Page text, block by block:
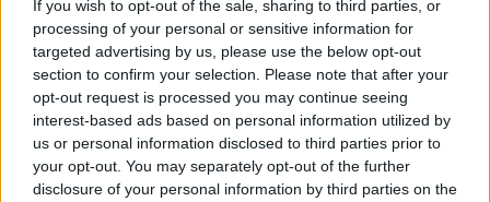
If you wish to opt-out of the sale, sharing to third parties, or
processing of your personal or sensitive information for
targeted advertising by us, please use the below opt-out
section to confirm your selection. Please note that after your
opt-out request is processed you may continue seeing
interest-based ads based on personal information utilized by
us or personal information disclosed to third parties prior to
your opt-out. You may separately opt-out of the further
disclosure of your personal information by third parties on the
MAGYAR ÉPÍTŐK